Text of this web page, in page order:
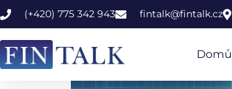
(+420) 775 342 943 fintalk@fintalk.cz
Domů